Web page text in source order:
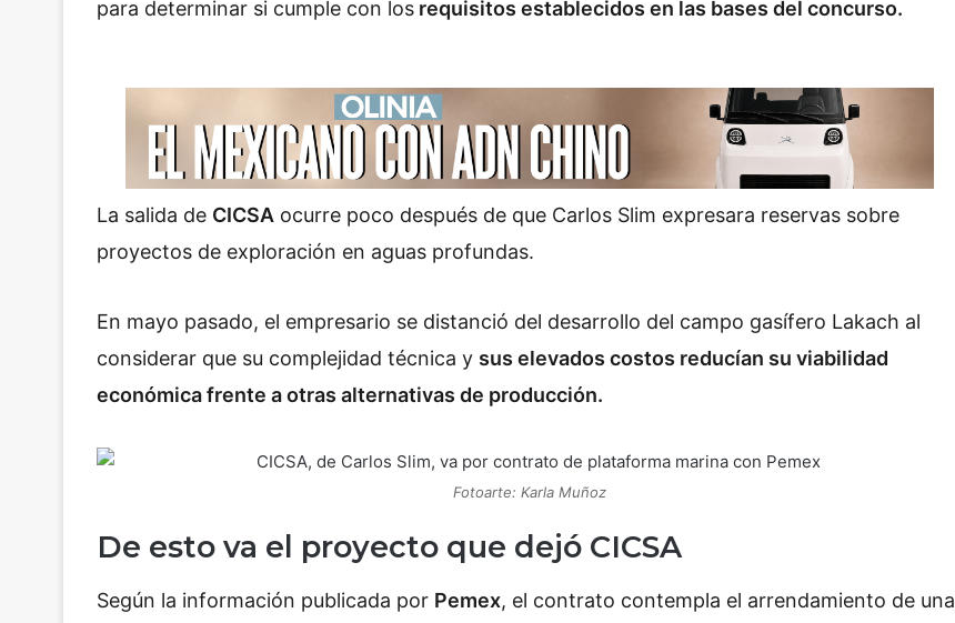
para determinar si cumple con los requisitos establecidos en las bases del concurso.
La salida de CICSA ocurre poco después de que Carlos Slim expresara reservas sobre
proyectos de exploración en aguas profundas.
En mayo pasado, el empresario se distanció del desarrollo del campo gasífero Lakach al
considerar que su complejidad técnica y sus elevados costos reducían su viabilidad
económica frente a otras alternativas de producción.
Fotoarte: Karla Muñoz
De esto va el proyecto que dejó CICSA
Según la información publicada por Pemex, el contrato contempla el arrendamiento de una